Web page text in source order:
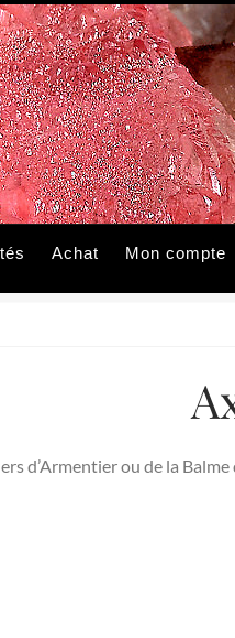
Achat Mon compte
d’Armentier ou de la